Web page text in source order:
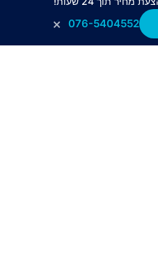
076-5404552
×